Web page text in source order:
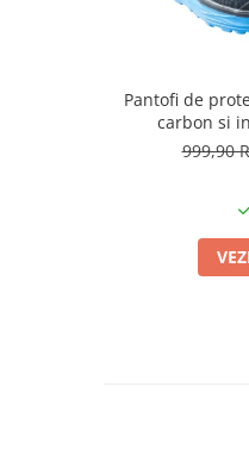
Masti de protectie
Accesorii pentru protectia
Articole de unica folosinta
Pantofi de
carbon si
999,90